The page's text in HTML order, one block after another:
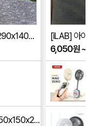
엔보우 모노 에어 셔큘레이터 탁상용 무선선풍기
반투명 원
250원~